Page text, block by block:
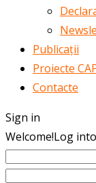
Publicații
Proiecte
Contacte
Sign in
Welcome!Log